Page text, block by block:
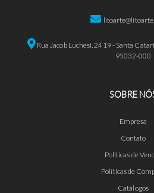
Rua Jacob Luchesi, 2419 - Santa
95032-000
SOBRE
Empresa
Contato
Políticas de
Políticas de
Catálogos